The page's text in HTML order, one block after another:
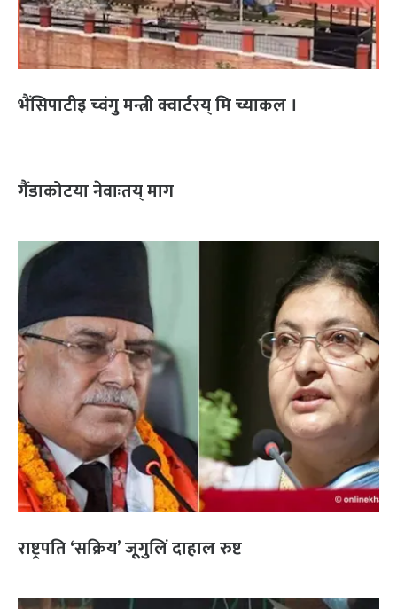
भैंसिपाटीइ च्वंगु मन्त्री क्वार्टरय् मि च्याकल ।
गैंडाकोटया नेवाःतय् माग
राष्ट्रपति ‘सक्रिय’ जूगुलिं दाहाल रुष्ट